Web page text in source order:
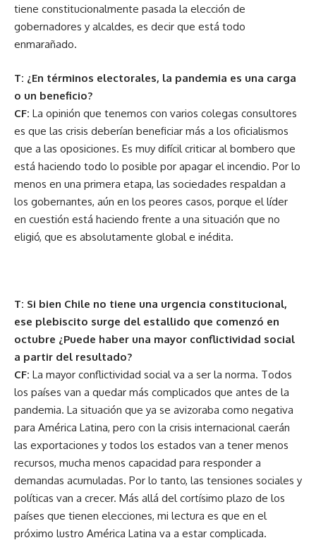
tiene constitucionalmente pasada la elección de
gobernadores y alcaldes, es decir que está todo
enmarañado.
T: ¿En términos electorales, la pandemia es una carga
o un beneficio?
CF: La opinión que tenemos con varios colegas consultores
es que las crisis deberían beneficiar más a los oficialismos
que a las oposiciones. Es muy difícil criticar al bombero que
está haciendo todo lo posible por apagar el incendio. Por lo
menos en una primera etapa, las sociedades respaldan a
los gobernantes, aún en los peores casos, porque el líder
en cuestión está haciendo frente a una situación que no
eligió, que es absolutamente global e inédita.
T: Si bien Chile no tiene una urgencia constitucional,
ese plebiscito surge del estallido que comenzó en
octubre ¿Puede haber una mayor conflictividad social
a partir del resultado?
CF: La mayor conflictividad social va a ser la norma. Todos
los países van a quedar más complicados que antes de la
pandemia. La situación que ya se avizoraba como negativa
para América Latina, pero con la crisis internacional caerán
las exportaciones y todos los estados van a tener menos
recursos, mucha menos capacidad para responder a
demandas acumuladas. Por lo tanto, las tensiones sociales y
políticas van a crecer. Más allá del cortísimo plazo de los
países que tienen elecciones, mi lectura es que en el
próximo lustro América Latina va a estar complicada.